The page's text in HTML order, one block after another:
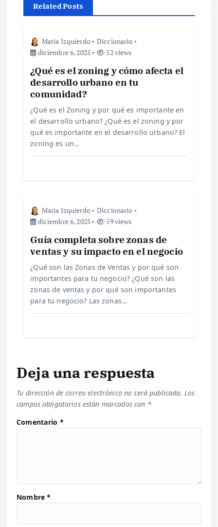
Related Posts
Maria Izquierdo
Diccionario
diciembre 6, 2025
52 views
¿Qué es el zoning y cómo afecta el
desarrollo urbano en tu
comunidad?
¿Qué es el Zoning y por qué es importante en
el desarrollo urbano? ¿Qué es el zoning y por
qué es importante en el desarrollo urbano? El
zoning es un…
Maria Izquierdo
Diccionario
diciembre 6, 2025
59 views
Guía completa sobre zonas de
ventas y su impacto en el negocio
¿Qué son las Zonas de Ventas y por qué son
importantes para tu negocio? ¿Qué son las
zonas de ventas y por qué son importantes
para tu negocio? Las zonas…
Deja una respuesta
Tu dirección de correo electrónico no será publicada. Los
campos obligatorios están marcados con *
Comentario *
Nombre*